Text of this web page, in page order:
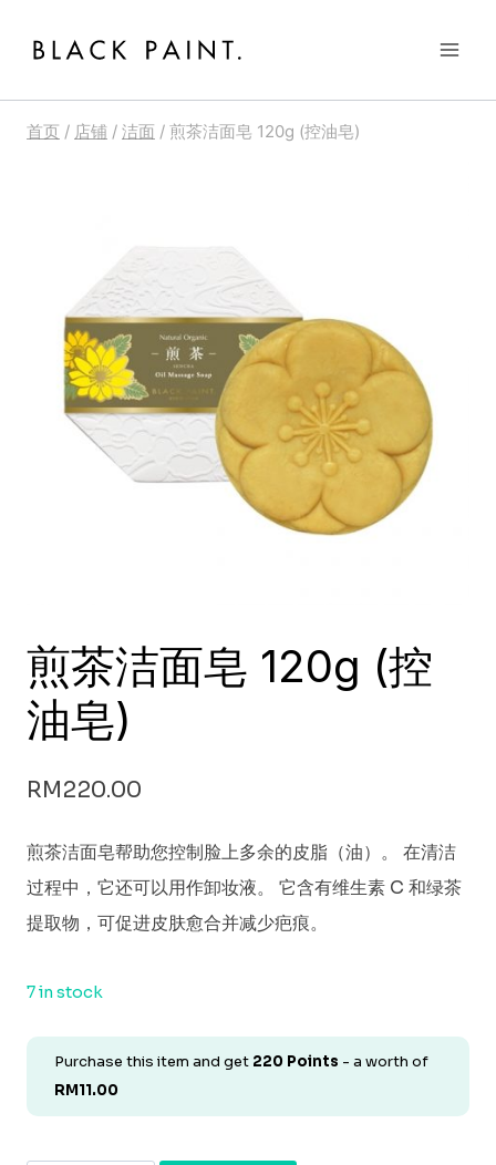
首页 / 店铺 / 洁面 / 煎茶洁面皂 120g (控油皂)
煎茶洁面皂 120g (控
油皂)
RM220.00
煎茶洁面皂帮助您控制脸上多余的皮脂（油）。 在清洁
过程中，它还可以用作卸妆液。 它含有维生素 C 和绿茶
提取物，可促进皮肤愈合并减少疤痕。
7 in stock
Purchase this item and get 220 Points - a worth of
RM11.00